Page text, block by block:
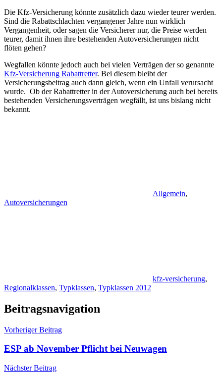
Die Kfz-Versicherung könnte zusätzlich dazu wieder teurer werden.
Sind die Rabattschlachten vergangener Jahre nun wirklich
Vergangenheit, oder sagen die Versicherer nur, die Preise werden
teurer, damit ihnen ihre bestehenden Autoversicherungen nicht
flöten gehen?
Wegfallen könnte jedoch auch bei vielen Verträgen der so genannte
Kfz-Versicherung Rabattretter. Bei diesem bleibt der
Versicherungsbeitrag auch dann gleich, wenn ein Unfall verursacht
wurde. Ob der Rabattretter in der Autoversicherung auch bei bereits
bestehenden Versicherungsverträgen wegfällt, ist uns bislang nicht
bekannt.
Allgemein,
Autoversicherungen
kfz-versicherung,
Regionalklassen, Typklassen, Typklassen 2012
Beitragsnavigation
Vorheriger Beitrag
ESP ab November Pflicht bei Neuwagen
Nächster Beitrag